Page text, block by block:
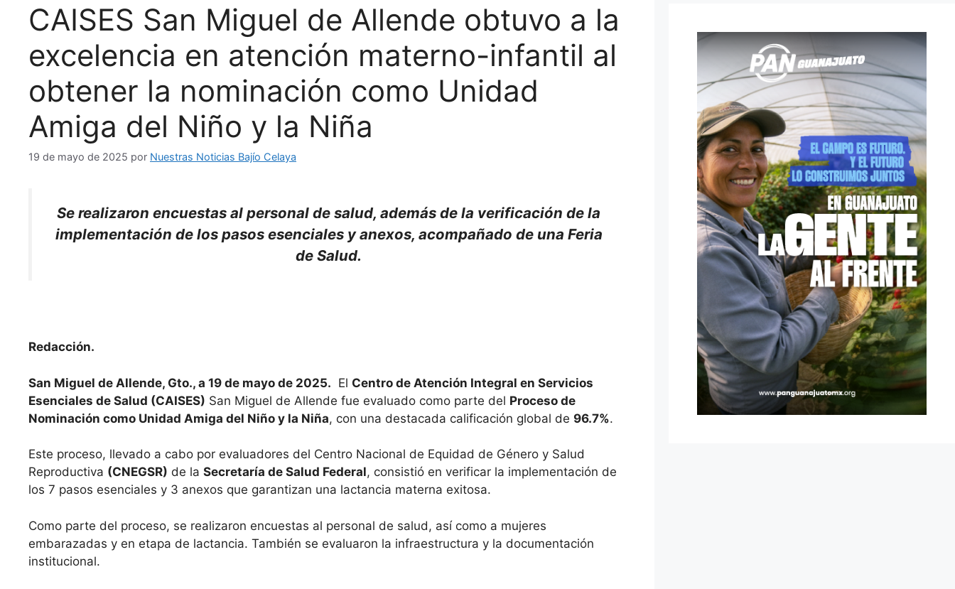
CAISES San Miguel de Allende obtuvo a la
excelencia en atención materno-infantil al
obtener la nominación como Unidad
Amiga del Niño y la Niña
19 de mayo de 2025 por Nuestras Noticias Bajío Celaya
Se realizaron encuestas al personal de salud, además de la verificación de la
implementación de los pasos esenciales y anexos, acompañado de una Feria
de Salud.
Redacción.
San Miguel de Allende, Gto., a 19 de mayo de 2025. El Centro de Atención Integral en Servicios
Esenciales de Salud (CAISES) San Miguel de Allende fue evaluado como parte del Proceso de
Nominación como Unidad Amiga del Niño y la Niña, con una destacada calificación global de 96.7%.
Este proceso, llevado a cabo por evaluadores del Centro Nacional de Equidad de Género y Salud
Reproductiva (CNEGSR) de la Secretaría de Salud Federal, consistió en verificar la implementación de
los 7 pasos esenciales y 3 anexos que garantizan una lactancia materna exitosa.
Como parte del proceso, se realizaron encuestas al personal de salud, así como a mujeres
embarazadas y en etapa de lactancia. También se evaluaron la infraestructura y la documentación
institucional.